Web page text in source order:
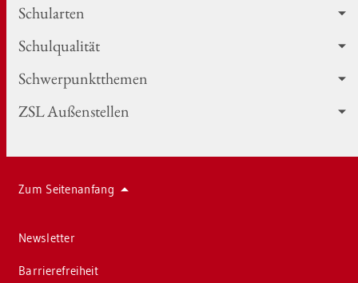
Schul­ar­ten
Schul­qua­li­tät
Schwer­punkt­the­men
ZSL Au­ßen­stel­len
Zum Sei­ten­an­fang
News­let­ter
Bar­rie­re­frei­heit